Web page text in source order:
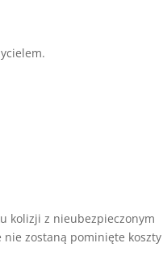
kolizji z nieubezpieczonym
nie zostaną pominięte koszty